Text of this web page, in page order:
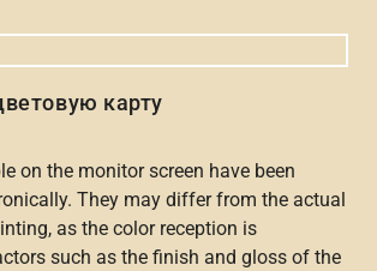
карту
on the monitor screen have been
They may differ from the actual
as the color reception is
such as the finish and gloss of the